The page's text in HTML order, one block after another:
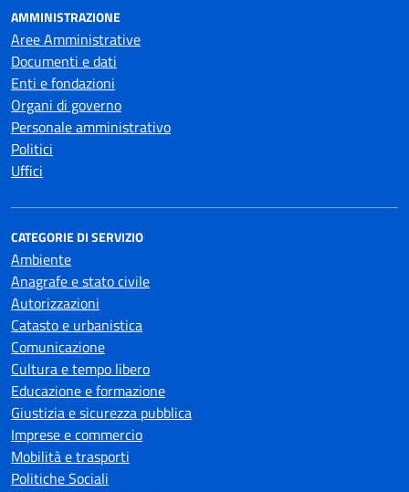
AMMINISTRAZIONE
Aree Amministrative
Documenti e dati
Enti e fondazioni
Organi di governo
Personale amministrativo
Politici
Uffici
CATEGORIE DI SERVIZIO
Ambiente
Anagrafe e stato civile
Autorizzazioni
Catasto e urbanistica
Comunicazione
Cultura e tempo libero
Educazione e formazione
Giustizia e sicurezza pubblica
Imprese e commercio
Mobilità e trasporti
Politiche Sociali